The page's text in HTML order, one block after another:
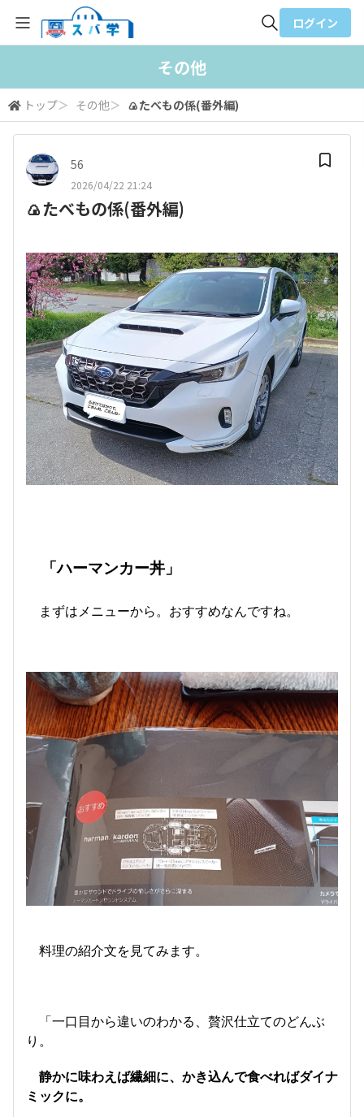
検索
ログイン
その他
トップ＞ その他＞ 🍙たべもの係(番外編)
56
2026/04/22 21:24
🍙たべもの係(番外編)
「ハーマンカー丼」
まずはメニューから。おすすめなんですね。
料理の紹介文を見てみます。
「一口目から違いのわかる、贅沢仕立てのどんぶ
り。
静かに味わえば繊細に、かき込んで食べればダイナ
ミックに。